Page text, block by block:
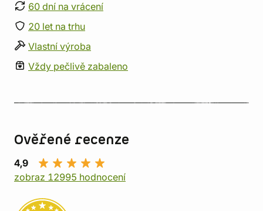
60 dní na vrácení
20 let na trhu
Vlastní výroba
Vždy pečlivě zabaleno
Ověřené recenze
4,9
zobraz 12995 hodnocení